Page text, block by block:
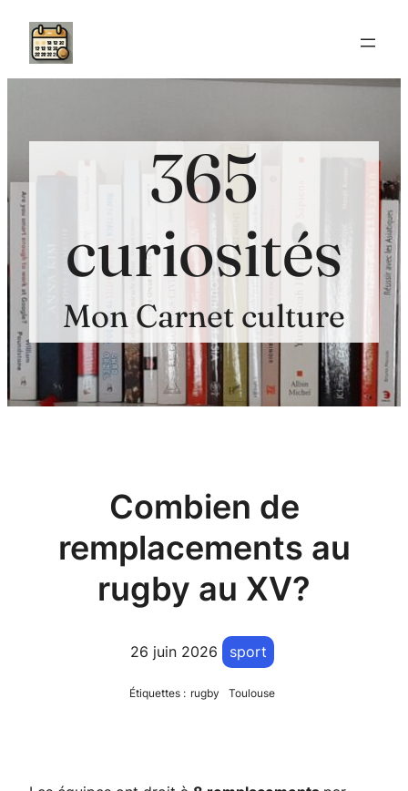
Aller
contenu
365
curiosités
Mon Carnet culture
Combien de
remplacements au
rugby au XV?
26 juin 2026 sport
Étiquettes : rugby Toulouse